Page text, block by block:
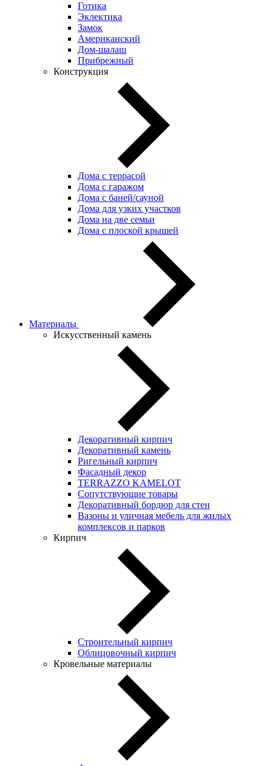
Готика
Эклектика
Замок
Американский
Дом-шалаш
Прибрежный
Конструкция
Дома с террасой
Дома с гаражом
Дома с баней/сауной
Дома для узких участков
Дома на две семьи
Дома с плоской крышей
Материалы
Искусственный камень
Декоративный кирпич
Декоративный камень
Ригельный кирпич
Фасадный декор
TERRAZZO KAMELOT
Сопутствующие товары
Декоративный бордюр для стен
Вазоны и уличная мебель для жилых
комплексов и парков
Кирпич
Строительный кирпич
Облицовочный кирпич
Кровельные материалы